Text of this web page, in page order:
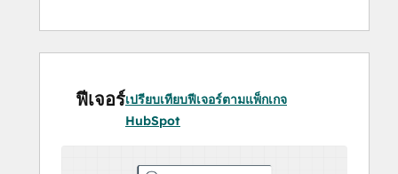
and executed by the Daeda AI
platform.
only what you want to Daeda AI (and
therefore your LLM) from full object
permission model is the most
ฟีเจอร์เปรียบเทียบฟีเจอร์ตามแพ็กเกจ
HubSpot